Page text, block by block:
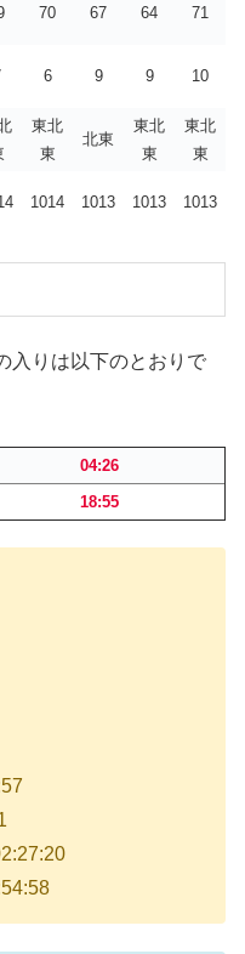
70 67 64 71
6 9 9 10
東北
東
北東
東北
東
東北
東
1014 1013 1013 1013
入りは以下のとおりで
04:26
18:55